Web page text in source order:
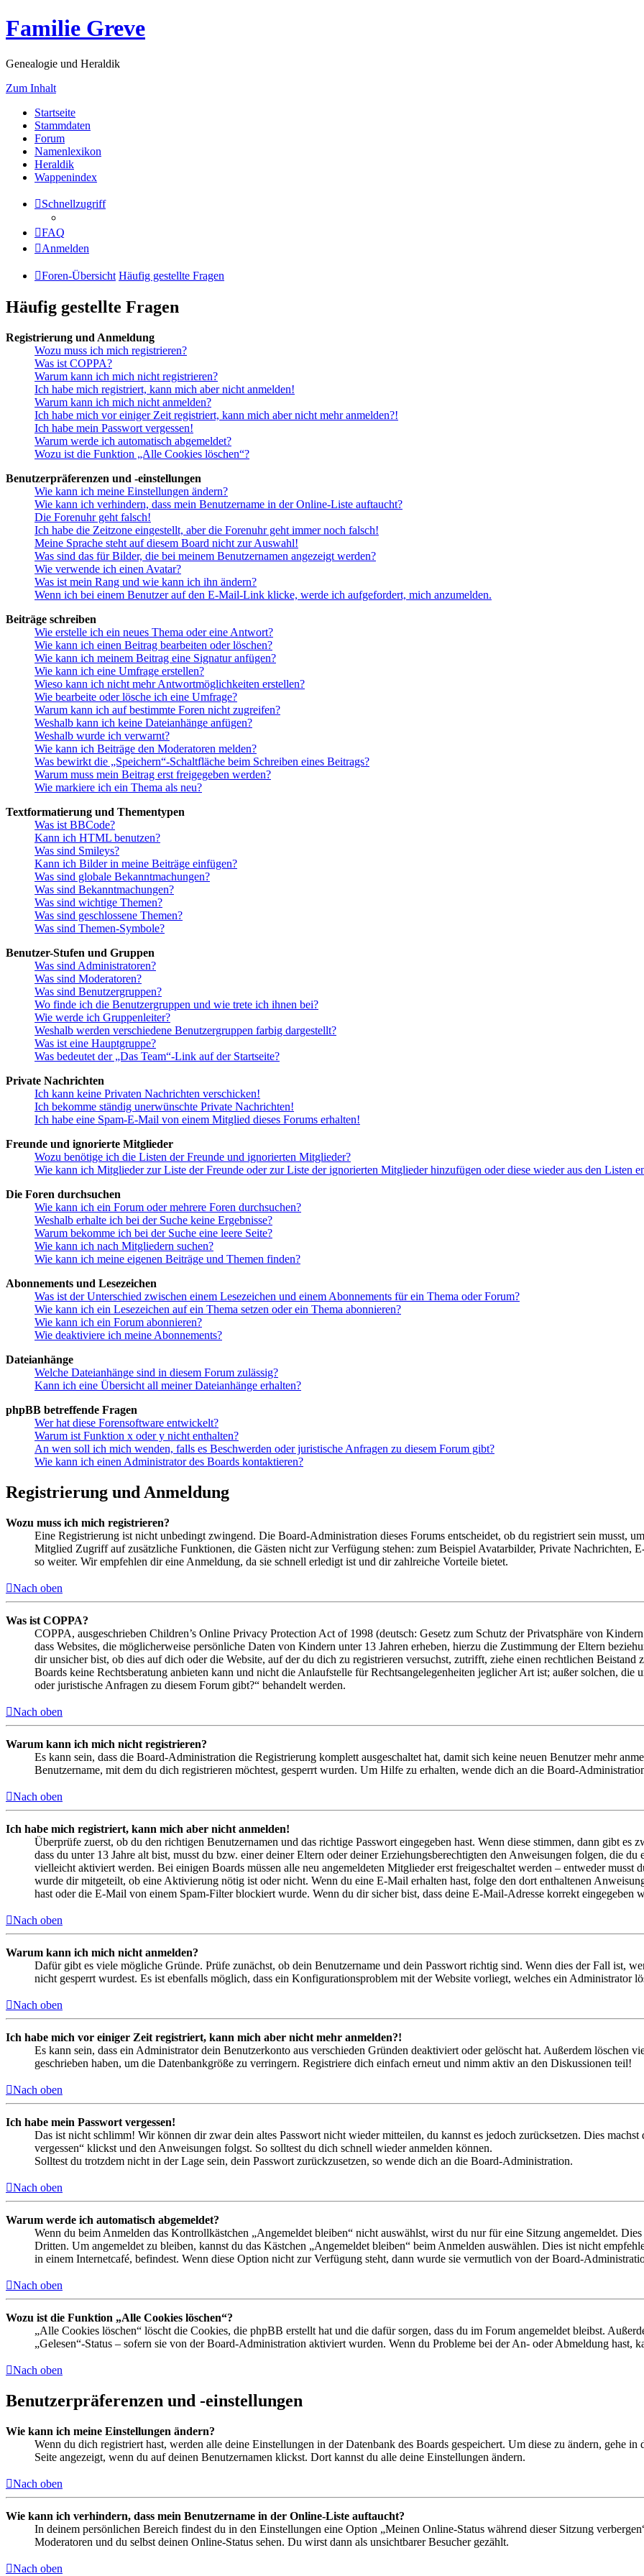
Familie Greve
Genealogie und Heraldik
Zum Inhalt
Startseite
Stammdaten
Forum
Namenlexikon
Heraldik
Wappenindex
Schnellzugriff
FAQ
Anmelden
Foren-Übersicht Häufig gestellte Fragen
Häufig gestellte Fragen
Registrierung und Anmeldung
Wozu muss ich mich registrieren?
Was ist COPPA?
Warum kann ich mich nicht registrieren?
Ich habe mich registriert, kann mich aber nicht anmelden!
Warum kann ich mich nicht anmelden?
Ich habe mich vor einiger Zeit registriert, kann mich aber nicht mehr anmelden?!
Ich habe mein Passwort vergessen!
Warum werde ich automatisch abgemeldet?
Wozu ist die Funktion „Alle Cookies löschen“?
Benutzerpräferenzen und -einstellungen
Wie kann ich meine Einstellungen ändern?
Wie kann ich verhindern, dass mein Benutzername in der Online-Liste auftaucht?
Die Forenuhr geht falsch!
Ich habe die Zeitzone eingestellt, aber die Forenuhr geht immer noch falsch!
Meine Sprache steht auf diesem Board nicht zur Auswahl!
Was sind das für Bilder, die bei meinem Benutzernamen angezeigt werden?
Wie verwende ich einen Avatar?
Was ist mein Rang und wie kann ich ihn ändern?
Wenn ich bei einem Benutzer auf den E-Mail-Link klicke, werde ich aufgefordert, mich anzumelden.
Beiträge schreiben
Wie erstelle ich ein neues Thema oder eine Antwort?
Wie kann ich einen Beitrag bearbeiten oder löschen?
Wie kann ich meinem Beitrag eine Signatur anfügen?
Wie kann ich eine Umfrage erstellen?
Wieso kann ich nicht mehr Antwortmöglichkeiten erstellen?
Wie bearbeite oder lösche ich eine Umfrage?
Warum kann ich auf bestimmte Foren nicht zugreifen?
Weshalb kann ich keine Dateianhänge anfügen?
Weshalb wurde ich verwarnt?
Wie kann ich Beiträge den Moderatoren melden?
Was bewirkt die „Speichern“-Schaltfläche beim Schreiben eines Beitrags?
Warum muss mein Beitrag erst freigegeben werden?
Wie markiere ich ein Thema als neu?
Textformatierung und Thementypen
Was ist BBCode?
Kann ich HTML benutzen?
Was sind Smileys?
Kann ich Bilder in meine Beiträge einfügen?
Was sind globale Bekanntmachungen?
Was sind Bekanntmachungen?
Was sind wichtige Themen?
Was sind geschlossene Themen?
Was sind Themen-Symbole?
Benutzer-Stufen und Gruppen
Was sind Administratoren?
Was sind Moderatoren?
Was sind Benutzergruppen?
Wo finde ich die Benutzergruppen und wie trete ich ihnen bei?
Wie werde ich Gruppenleiter?
Weshalb werden verschiedene Benutzergruppen farbig dargestellt?
Was ist eine Hauptgruppe?
Was bedeutet der „Das Team“-Link auf der Startseite?
Private Nachrichten
Ich kann keine Privaten Nachrichten verschicken!
Ich bekomme ständig unerwünschte Private Nachrichten!
Ich habe eine Spam-E-Mail von einem Mitglied dieses Forums erhalten!
Freunde und ignorierte Mitglieder
Wozu benötige ich die Listen der Freunde und ignorierten Mitglieder?
Wie kann ich Mitglieder zur Liste der Freunde oder zur Liste der ignorierten Mitglieder hinzufügen oder diese wieder aus den Listen
Die Foren durchsuchen
Wie kann ich ein Forum oder mehrere Foren durchsuchen?
Weshalb erhalte ich bei der Suche keine Ergebnisse?
Warum bekomme ich bei der Suche eine leere Seite?
Wie kann ich nach Mitgliedern suchen?
Wie kann ich meine eigenen Beiträge und Themen finden?
Abonnements und Lesezeichen
Was ist der Unterschied zwischen einem Lesezeichen und einem Abonnements für ein Thema oder Forum?
Wie kann ich ein Lesezeichen auf ein Thema setzen oder ein Thema abonnieren?
Wie kann ich ein Forum abonnieren?
Wie deaktiviere ich meine Abonnements?
Dateianhänge
Welche Dateianhänge sind in diesem Forum zulässig?
Kann ich eine Übersicht all meiner Dateianhänge erhalten?
phpBB betreffende Fragen
Wer hat diese Forensoftware entwickelt?
Warum ist Funktion x oder y nicht enthalten?
An wen soll ich mich wenden, falls es Beschwerden oder juristische Anfragen zu diesem Forum gibt?
Wie kann ich einen Administrator des Boards kontaktieren?
Registrierung und Anmeldung
Wozu muss ich mich registrieren?
Eine Registrierung ist nicht unbedingt zwingend. Die Board-Administration dieses Forums entscheidet, ob du registriert sein musst,
Mitglied Zugriff auf zusätzliche Funktionen, die Gästen nicht zur Verfügung stehen: zum Beispiel Avatarbilder, Private Nachrichten,
so weiter. Wir empfehlen dir eine Anmeldung, da sie schnell erledigt ist und dir zahlreiche Vorteile bietet.
Nach oben
Was ist COPPA?
COPPA, ausgeschrieben Children’s Online Privacy Protection Act of 1998 (deutsch: Gesetz zum Schutz der Privatsphäre von
dass Websites, die möglicherweise persönliche Daten von Kindern unter 13 Jahren erheben, hierzu die Zustimmung der Eltern
dir unsicher bist, ob dies auf dich oder die Website, auf der du dich zu registrieren versuchst, zutrifft, ziehe einen rechtlichen
Boards keine Rechtsberatung anbieten kann und nicht die Anlaufstelle für Rechtsangelegenheiten jeglicher Art ist; außer solchen,
oder juristische Anfragen zu diesem Forum gibt?“ behandelt werden.
Nach oben
Warum kann ich mich nicht registrieren?
Es kann sein, dass die Board-Administration die Registrierung komplett ausgeschaltet hat, damit sich keine neuen Benutzer mehr
Benutzername, mit dem du dich registrieren möchtest, gesperrt wurden. Um Hilfe zu erhalten, wende dich an die Board-
Nach oben
Ich habe mich registriert, kann mich aber nicht anmelden!
Überprüfe zuerst, ob du den richtigen Benutzernamen und das richtige Passwort eingegeben hast. Wenn diese stimmen, dann gibt es
dass du unter 13 Jahre alt bist, musst du bzw. einer deiner Eltern oder deiner Erziehungsberechtigten den Anweisungen folgen, die
vielleicht aktiviert werden. Bei einigen Boards müssen alle neu angemeldeten Mitglieder erst freigeschaltet werden – entweder musst
wurde dir mitgeteilt, ob eine Aktivierung nötig ist oder nicht. Wenn du eine E-Mail erhalten hast, folge den dort enthaltenen
hast oder die E-Mail von einem Spam-Filter blockiert wurde. Wenn du dir sicher bist, dass deine E-Mail-Adresse korrekt eingegeben
Nach oben
Warum kann ich mich nicht anmelden?
Dafür gibt es viele mögliche Gründe. Prüfe zunächst, ob dein Benutzername und dein Passwort richtig sind. Wenn dies der Fall ist,
nicht gesperrt wurdest. Es ist ebenfalls möglich, dass ein Konfigurationsproblem mit der Website vorliegt, welches ein Administrator
Nach oben
Ich habe mich vor einiger Zeit registriert, kann mich aber nicht mehr anmelden?!
Es kann sein, dass ein Administrator dein Benutzerkonto aus verschieden Gründen deaktiviert oder gelöscht hat. Außerdem löschen
geschrieben haben, um die Datenbankgröße zu verringern. Registriere dich einfach erneut und nimm aktiv an den Diskussionen teil!
Nach oben
Ich habe mein Passwort vergessen!
Das ist nicht schlimm! Wir können dir zwar dein altes Passwort nicht wieder mitteilen, du kannst es jedoch zurücksetzen. Dies
vergessen“ klickst und den Anweisungen folgst. So solltest du dich schnell wieder anmelden können.
Solltest du trotzdem nicht in der Lage sein, dein Passwort zurückzusetzen, so wende dich an die Board-Administration.
Nach oben
Warum werde ich automatisch abgemeldet?
Wenn du beim Anmelden das Kontrollkästchen „Angemeldet bleiben“ nicht auswählst, wirst du nur für eine Sitzung angemeldet.
Dritten. Um angemeldet zu bleiben, kannst du das Kästchen „Angemeldet bleiben“ beim Anmelden auswählen. Dies ist nicht
in einem Internetcafé, befindest. Wenn diese Option nicht zur Verfügung steht, dann wurde sie vermutlich von der Board-
Nach oben
Wozu ist die Funktion „Alle Cookies löschen“?
„Alle Cookies löschen“ löscht die Cookies, die phpBB erstellt hat und die dafür sorgen, dass du im Forum angemeldet bleibst.
„Gelesen“-Status – sofern sie von der Board-Administration aktiviert wurden. Wenn du Probleme bei der An- oder Abmeldung hast,
Nach oben
Benutzerpräferenzen und -einstellungen
Wie kann ich meine Einstellungen ändern?
Wenn du dich registriert hast, werden alle deine Einstellungen in der Datenbank des Boards gespeichert. Um diese zu ändern, gehe
Seite angezeigt, wenn du auf deinen Benutzernamen klickst. Dort kannst du alle deine Einstellungen ändern.
Nach oben
Wie kann ich verhindern, dass mein Benutzername in der Online-Liste auftaucht?
In deinem persönlichen Bereich findest du in den Einstellungen eine Option „Meinen Online-Status während dieser Sitzung
Moderatoren und du selbst deinen Online-Status sehen. Du wirst dann als unsichtbarer Besucher gezählt.
Nach oben